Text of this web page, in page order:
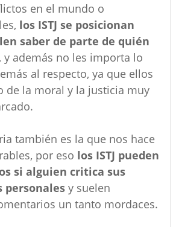
en el mundo o
los ISTJ se posicionan
saber de parte de quién
, y además no les importa lo
al respecto, ya que ellos
de la moral y la justicia muy
también es la que nos hace
por eso los ISTJ pueden
si alguien critica sus
personalesy suelen
un tanto mordaces.